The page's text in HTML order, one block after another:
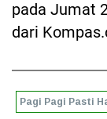
pada Jumat
dari
Pagi Pagi Pasti